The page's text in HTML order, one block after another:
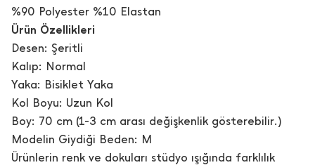
%90 Polyester %10 Elastan
Ürün Özellikleri
Desen: Şeritli
Kalıp: Normal
Yaka: Bisiklet Yaka
Kol Boyu: Uzun Kol
Boy: 70 cm (1-3 cm arası değişkenlik gösterebilir.)
Modelin Giydiği Beden: M
Ürünlerin renk ve dokuları stüdyo ışığında farklılık